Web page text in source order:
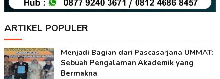
ARTIKEL POPULER
Menjadi Bagian dari Pascasarjana UMMAT:
Sebuah Pengalaman Akademik yang
Bermakna